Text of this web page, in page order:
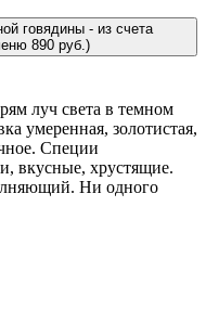
луч света в темном
умеренная, золотистая,
Специи
вкусные, хрустящие.
Ни одного